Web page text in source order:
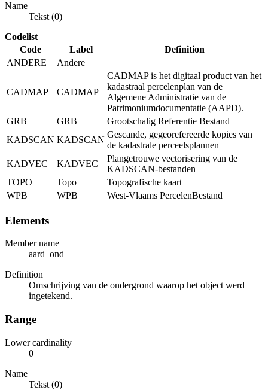
Name
Tekst (0)
Codelist
Code
Label
Definition
ANDERE
Andere
CADMAP CADMAP
CADMAP is het digitaal product van het
kadastraal percelenplan van de
Algemene Administratie van de
Patrimoniumdocumentatie (AAPD).
GRB
GRB
Grootschalig Referentie Bestand
KADSCAN KADSCAN
Gescande, gegeorefereerde kopies van
de kadastrale perceelsplannen
KADVEC
KADVEC
Plangetrouwe vectorisering van de
KADSCAN-bestanden
TOPO
Topo
Topografische kaart
WPB
WPB West-Vlaams PercelenBestand
Elements
Member name
aard_ond
Definition
Omschrijving van de ondergrond waarop het object werd
ingetekend.
Range
Lower cardinality
0
Name
Tekst (0)